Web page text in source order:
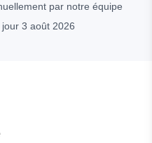
par notre équipe
3 août 2026